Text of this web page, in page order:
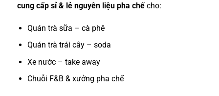
cung cấp sỉ & lẻ nguyên liệu pha chếcho:
Quán trà sữa – cà phê
Quán trà trái cây – soda
Xe nước – take away
Chuỗi F&B & xưởng pha chế